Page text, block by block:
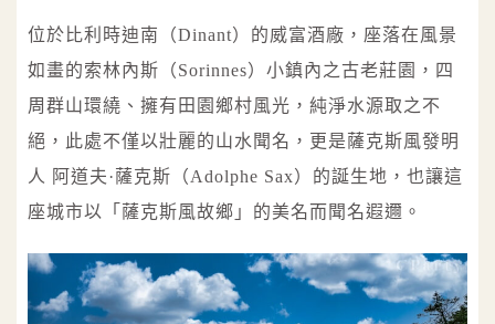
位於比利時迪南（Dinant）的威富酒廠，座落在風景
如畫的索林內斯（Sorinnes）小鎮內之古老莊園，四
周群山環繞、擁有田園鄉村風光，純淨水源取之不
絕，此處不僅以壯麗的山水聞名，更是薩克斯風發明
人 阿道夫·薩克斯（Adolphe Sax）的誕生地，也讓這
座城市以「薩克斯風故鄉」的美名而聞名遐邇。